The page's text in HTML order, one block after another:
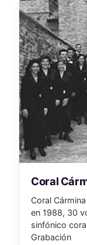
Coral
Coral
en 1988, 30
sinfónico
Grabación